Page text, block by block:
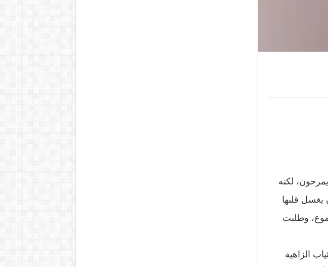
لكنه
يغسل قلبها
وطلبت
الزاهية